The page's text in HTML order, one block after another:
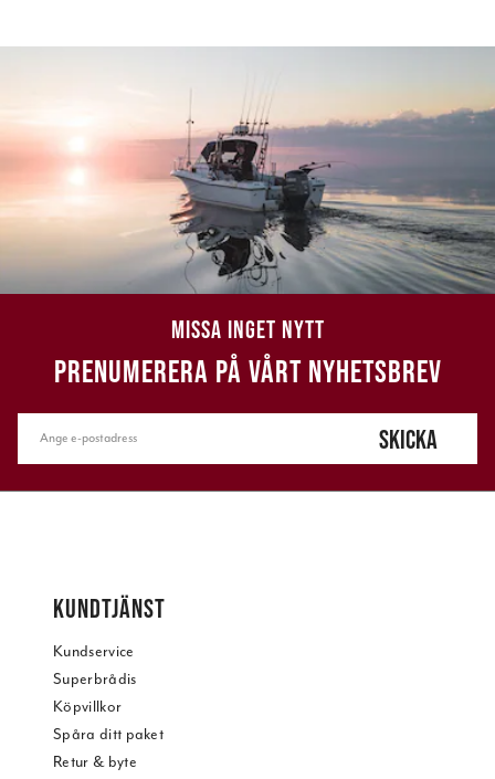
MISSA INGET NYTT
PRENUMERERA PÅ VÅRT NYHETSBREV
SKICKA
KUNDTJÄNST
Kundservice
Superbrådis
Köpvillkor
Spåra ditt paket
Retur & byte